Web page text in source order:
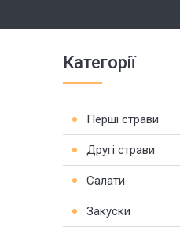
Категорії
Перші страви
Другі страви
Салати
Закуски